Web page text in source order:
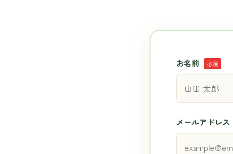
お名前 必須
メールアドレス